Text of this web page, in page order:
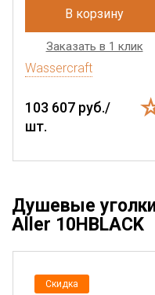
В корзину
Заказать в 1 клик
Wassercraft
103 607 руб./
шт.
Душевые
Aller 10HBLACK
Скидка